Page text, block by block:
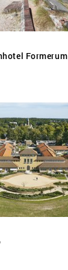
Formerum